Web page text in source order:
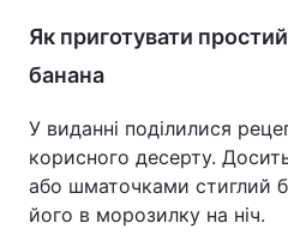
Як приготувати
банана
У виданні поділилися
корисного десерту.
або шматочками стиглий
його в морозилку на ніч.